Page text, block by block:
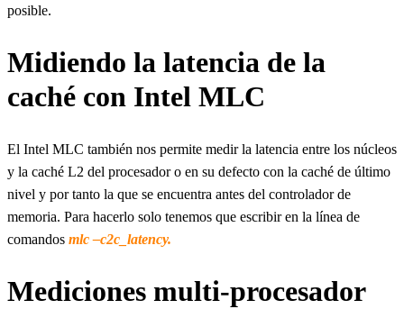
posible.
Midiendo la latencia de la
caché con Intel MLC
El Intel MLC también nos permite medir la latencia entre los núcleos
y la caché L2 del procesador o en su defecto con la caché de último
nivel y por tanto la que se encuentra antes del controlador de
memoria. Para hacerlo solo tenemos que escribir en la línea de
comandos mlc –c2c_latency.
Mediciones multi-procesador